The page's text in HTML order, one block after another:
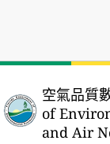
空氣品質
of
and Air